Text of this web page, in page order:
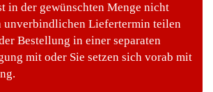
in der gewünschten Menge nicht
unverbindlichen Liefertermin teilen
Bestellung in einer separaten
mit oder Sie setzen sich vorab mit